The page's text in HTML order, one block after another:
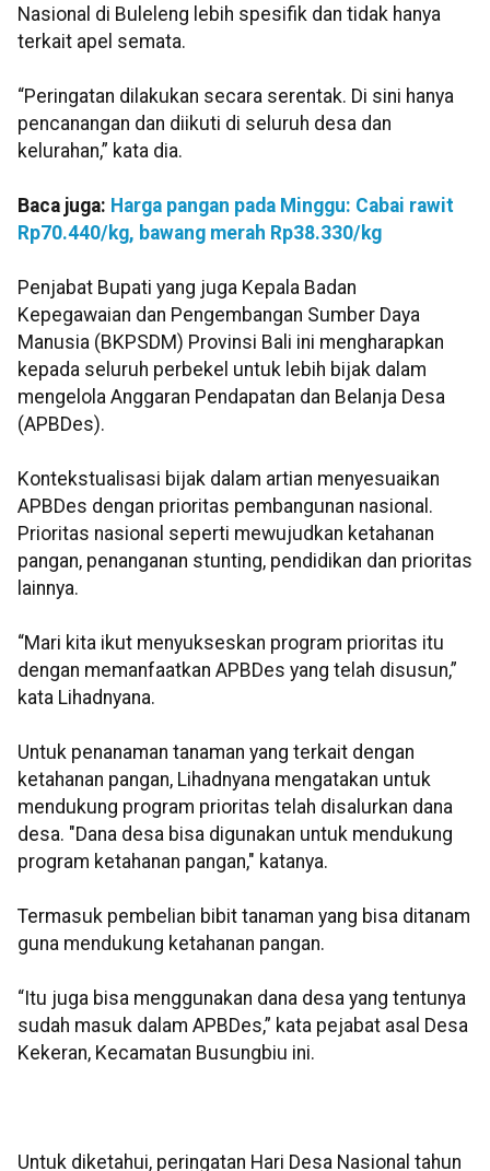
Nasional di Buleleng lebih spesifik dan tidak hanya
terkait apel semata.
“Peringatan dilakukan secara serentak. Di sini hanya
pencanangan dan diikuti di seluruh desa dan
kelurahan,” kata dia.
Baca juga: Harga pangan pada Minggu: Cabai rawit
Rp70.440/kg, bawang merah Rp38.330/kg
Penjabat Bupati yang juga Kepala Badan
Kepegawaian dan Pengembangan Sumber Daya
Manusia (BKPSDM) Provinsi Bali ini mengharapkan
kepada seluruh perbekel untuk lebih bijak dalam
mengelola Anggaran Pendapatan dan Belanja Desa
(APBDes).
Kontekstualisasi bijak dalam artian menyesuaikan
APBDes dengan prioritas pembangunan nasional.
Prioritas nasional seperti mewujudkan ketahanan
pangan, penanganan stunting, pendidikan dan prioritas
lainnya.
“Mari kita ikut menyukseskan program prioritas itu
dengan memanfaatkan APBDes yang telah disusun,”
kata Lihadnyana.
Untuk penanaman tanaman yang terkait dengan
ketahanan pangan, Lihadnyana mengatakan untuk
mendukung program prioritas telah disalurkan dana
desa. "Dana desa bisa digunakan untuk mendukung
program ketahanan pangan," katanya.
Termasuk pembelian bibit tanaman yang bisa ditanam
guna mendukung ketahanan pangan.
“Itu juga bisa menggunakan dana desa yang tentunya
sudah masuk dalam APBDes,” kata pejabat asal Desa
Kekeran, Kecamatan Busungbiu ini.
Untuk diketahui, peringatan Hari Desa Nasional tahun